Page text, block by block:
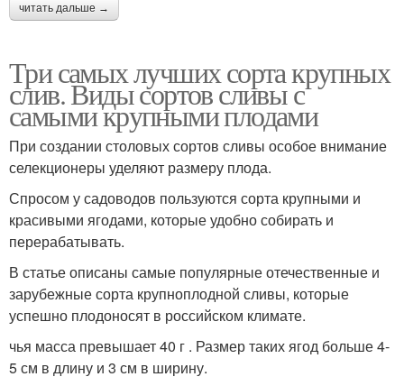
читать дальше →
Три самых лучших сорта крупных
слив. Виды сортов сливы с
самыми крупными плодами
При создании столовых сортов сливы особое внимание
селекционеры уделяют размеру плода.
Спросом у садоводов пользуются сорта крупными и
красивыми ягодами, которые удобно собирать и
перерабатывать.
В статье описаны самые популярные отечественные и
зарубежные сорта крупноплодной сливы, которые
успешно плодоносят в российском климате.
чья масса превышает 40 г . Размер таких ягод больше 4-
5 см в длину и 3 см в ширину.